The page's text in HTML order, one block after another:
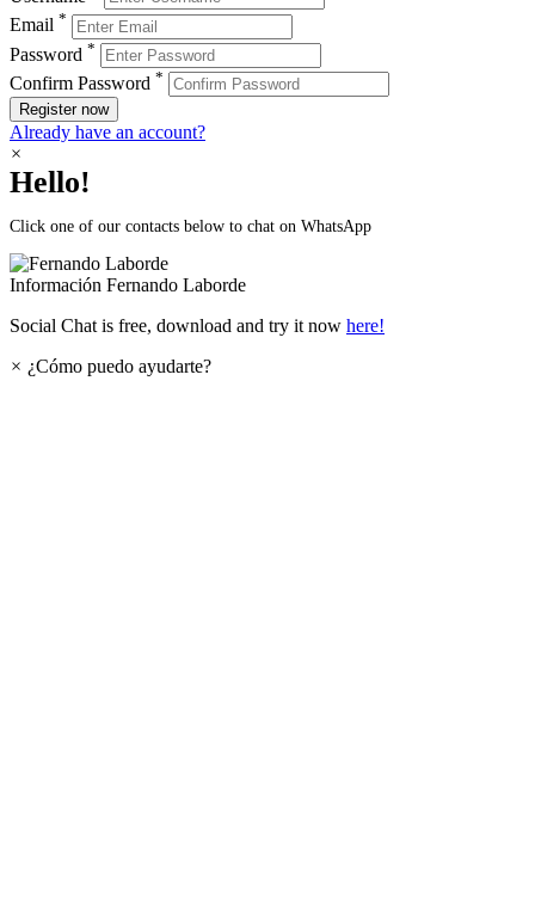
Email *
Password *
Confirm Password *
Register now
Already have an account?
×
Hello!
Click one of our contacts below to chat on WhatsApp
Información Fernando Laborde
Social Chat is free, download and try it now here!
× ¿Cómo puedo ayudarte?